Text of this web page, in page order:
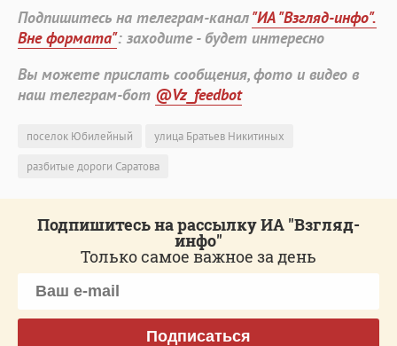
Подпишитесь на телеграм-канал"ИА "Взгляд-инфо".
Вне формата": заходите - будет интересно
Вы можете прислать сообщения, фото и видео в
наш телеграм-бот @Vz_feedbot
поселок Юбилейный
улица Братьев Никитиных
разбитые дороги Саратова
Подпишитесь на рассылку ИА "Взгляд-
инфо"
Только самое важное за день
Подписаться